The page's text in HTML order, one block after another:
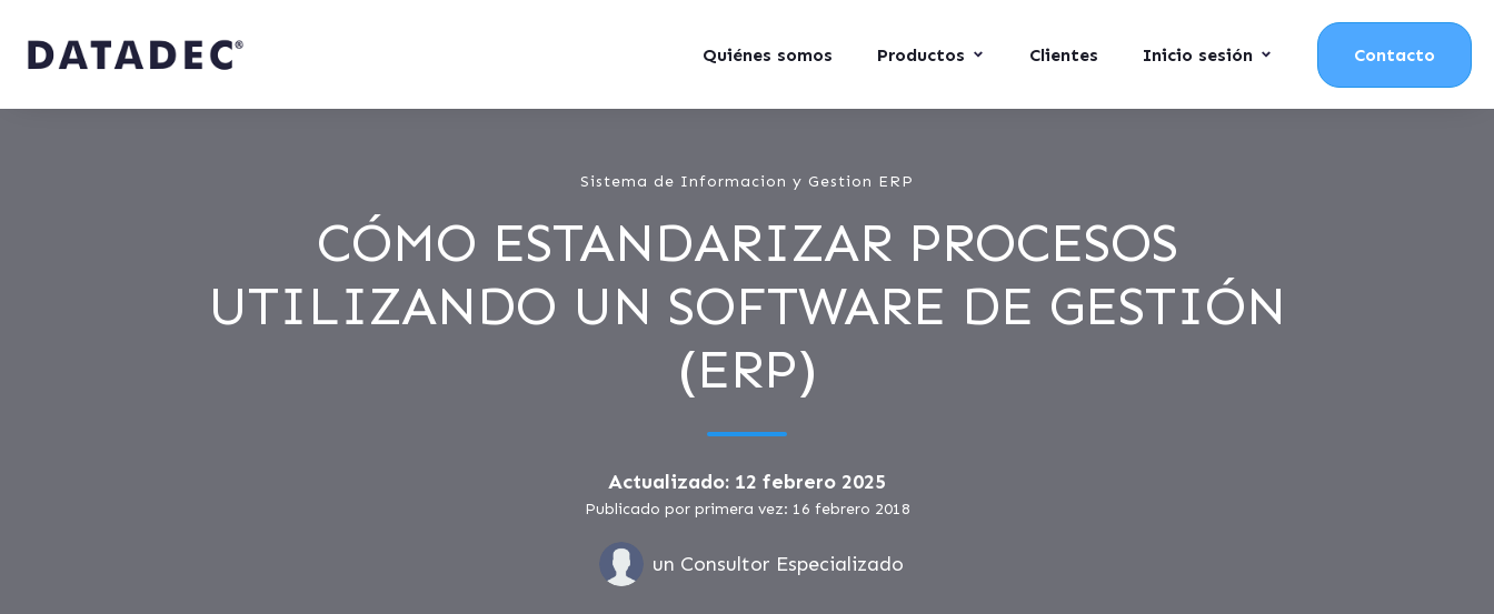
Quiénes somos Productos Clientes Inicio sesión Contacto
Sistema de Informacion y Gestion ERP
CÓMO ESTANDARIZAR PROCESOS
UTILIZANDO UN SOFTWARE DE GESTIÓN
(ERP)
Actualizado: 12 febrero 2025
Publicado por primera vez: 16 febrero 2018
un Consultor Especializado